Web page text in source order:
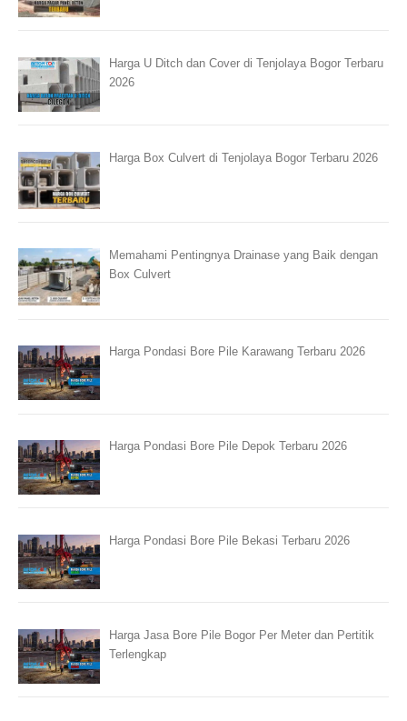
Harga U Ditch dan Cover di Tenjolaya Bogor Terbaru
2026
Harga Box Culvert di Tenjolaya Bogor Terbaru 2026
Memahami Pentingnya Drainase yang Baik dengan
Box Culvert
Harga Pondasi Bore Pile Karawang Terbaru 2026
Harga Pondasi Bore Pile Depok Terbaru 2026
Harga Pondasi Bore Pile Bekasi Terbaru 2026
Harga Jasa Bore Pile Bogor Per Meter dan Pertitik
Terlengkap